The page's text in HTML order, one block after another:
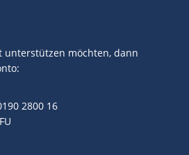
unterstützen möchten, dann
2800 16